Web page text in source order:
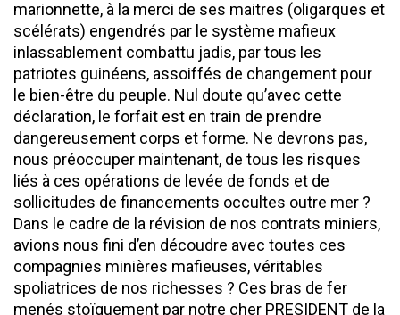
marionnette, à la merci de ses maitres (oligarques et
scélérats) engendrés par le système mafieux
inlassablement combattu jadis, par tous les
patriotes guinéens, assoiffés de changement pour
le bien-être du peuple. Nul doute qu’avec cette
déclaration, le forfait est en train de prendre
dangereusement corps et forme. Ne devrons pas,
nous préoccuper maintenant, de tous les risques
liés à ces opérations de levée de fonds et de
sollicitudes de financements occultes outre mer ?
Dans le cadre de la révision de nos contrats miniers,
avions nous fini d’en découdre avec toutes ces
compagnies minières mafieuses, véritables
spoliatrices de nos richesses ? Ces bras de fer
menés stoïquement par notre cher PRESIDENT de la